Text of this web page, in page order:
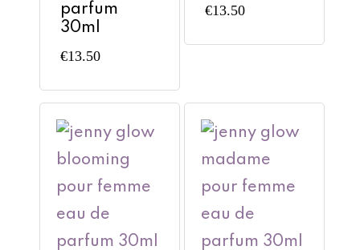
parfum
30ml
€13.50
€13.50